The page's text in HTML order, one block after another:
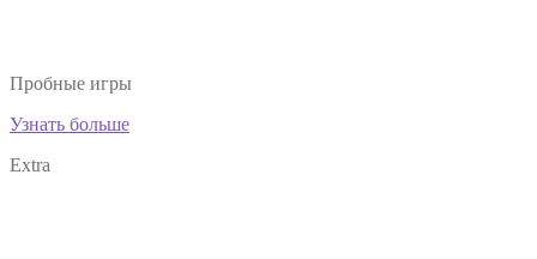
Пробные игры
Узнать больше
Extra